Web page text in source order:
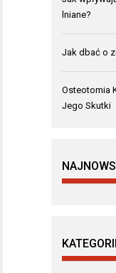
lniane?
Jak dbać o
Osteotomia
Jego Skutki